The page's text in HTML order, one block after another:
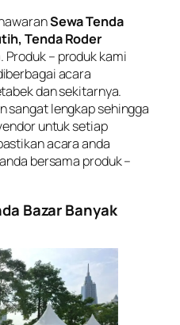
Sewa Tenda
Tenda Roder
Produk – produk kami
acara
dan sekitarnya.
sangat lengkap sehingga
untuk setiap
acara anda
bersama produk –
Bazar Banyak